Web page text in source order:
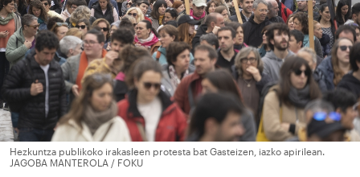
Hezkuntza publikoko irakasleen protesta bat Gasteizen, iazko apirilean.
JAGOBA MANTEROLA / FOKU